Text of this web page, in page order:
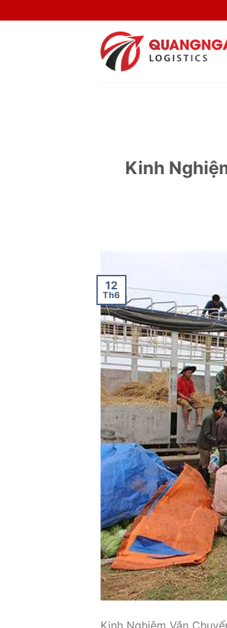
to
Kinh
12
Th6
Kinh Nghiệm Vận